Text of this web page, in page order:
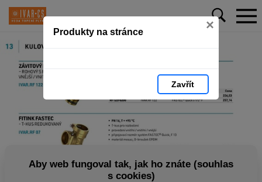
Produkty na stránce ×
Zavřít
Aby web fungoval tak, jak ho znáte (souhlas
s cookies)